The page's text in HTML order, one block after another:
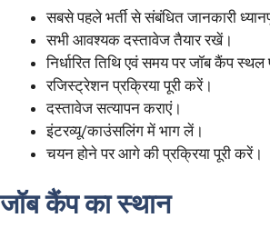
सबसे पहले भर्ती से संबंधित जानकारी
सभी आवश्यक दस्तावेज तैयार रखें।
निर्धारित तिथि एवं समय पर जॉब कैंप
रजिस्ट्रेशन प्रक्रिया पूरी करें।
दस्तावेज सत्यापन कराएं।
इंटरव्यू/काउंसलिंग में भाग लें।
चयन होने पर आगे की प्रक्रिया पूरी करें।
जॉब कैंप का स्थान